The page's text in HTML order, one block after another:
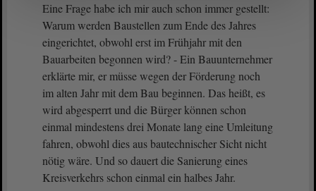
Eine Frage habe ich mir auch schon immer gestellt:
Warum werden Baustellen zum Ende des Jahres
eingerichtet, obwohl erst im Frühjahr mit den
Bauarbeiten begonnen wird? - Ein Bauunternehmer
erklärte mir, er müsse wegen der Förderung noch
im alten Jahr mit dem Bau beginnen. Das heißt, es
wird abgesperrt und die Bürger können schon
einmal mindestens drei Monate lang eine Umleitung
fahren, obwohl dies aus bautechnischer Sicht nicht
nötig wäre. Und so dauert die Sanierung eines
Kreisverkehrs schon einmal ein halbes Jahr.